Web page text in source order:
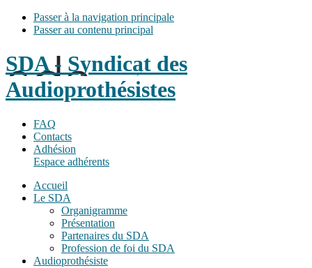
Passer à la navigation principale
Passer au contenu principal
SDA - Syndicat des
Audioprothésistes
FAQ
Contacts
Adhésion
Espace adhérents
Accueil
Le SDA
Organigramme
Présentation
Partenaires du SDA
Profession de foi du SDA
Audioprothésiste